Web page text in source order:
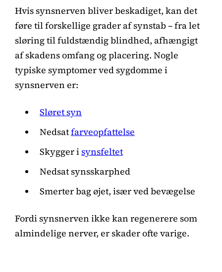
Hvis synsnerven bliver beskadiget, kan det
føre til forskellige grader af synstab – fra let
sløring til fuldstændig blindhed, afhængigt
af skadens omfang og placering. Nogle
typiske symptomer ved sygdomme i
synsnerven er:
Sløret syn
Nedsatfarveopfattelse
Skygger isynsfeltet
Nedsat synsskarphed
Smerter bag øjet, især ved bevægelse
Fordi synsnerven ikke kan regenerere som
almindelige nerver, er skader ofte varige.